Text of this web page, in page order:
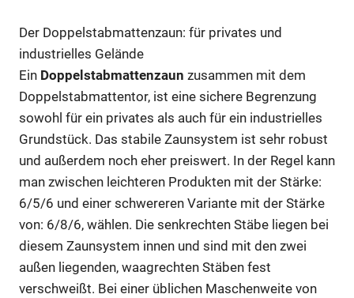
Der Doppelstabmattenzaun: für privates und
industrielles Gelände
Ein Doppelstabmattenzaun zusammen mit dem
Doppelstabmattentor, ist eine sichere Begrenzung
sowohl für ein privates als auch für ein industrielles
Grundstück. Das stabile Zaunsystem ist sehr robust
und außerdem noch eher preiswert. In der Regel kann
man zwischen leichteren Produkten mit der Stärke:
6/5/6 und einer schwereren Variante mit der Stärke
von: 6/8/6, wählen. Die senkrechten Stäbe liegen bei
diesem Zaunsystem innen und sind mit den zwei
außen liegenden, waagrechten Stäben fest
verschweißt. Bei einer üblichen Maschenweite von